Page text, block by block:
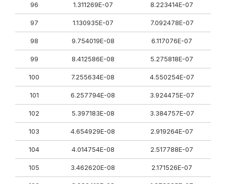
96 1.311269E-07 8.223414E-07
97 1.130935E-07 7.092478E-07
98 9.754019E-08 6.117076E-07
99 8.412586E-08 5.275818E-07
100 7.255634E-08 4.550254E-07
101 6.257794E-08 3.924475E-07
102 5.397183E-08 3.384757E-07
103 4.654929E-08 2.919264E-07
104 4.014754E-08 2.517788E-07
105 3.462620E-08 2.171526E-07